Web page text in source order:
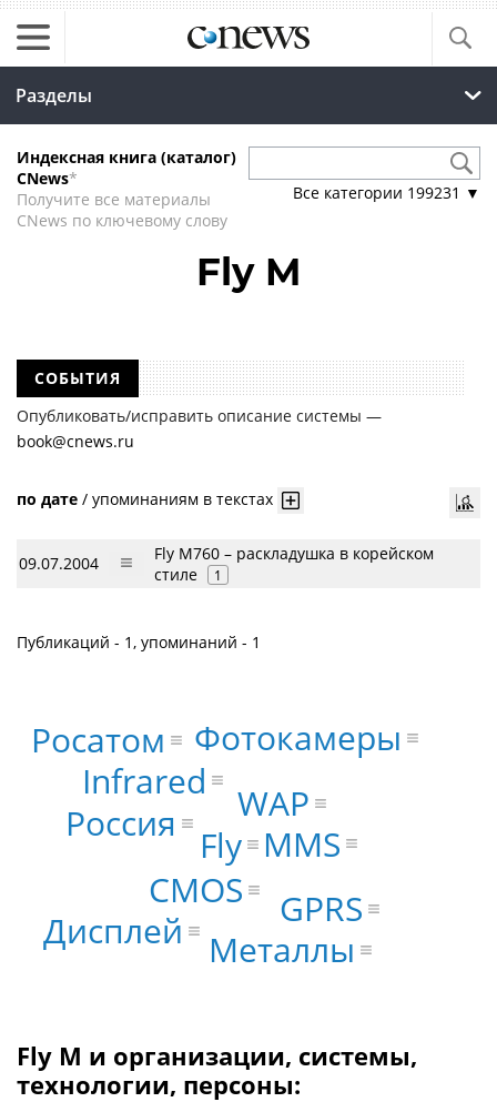
Разделы
Индексная книга (каталог)
CNews*
Получите все материалы
CNews по ключевому слову
Все категории 199231 ▼
Fly M
СОБЫТИЯ
Опубликовать/исправить описание системы —
book@cnews.ru
по дате / упоминаниям в текстах
09.07.2004
Fly M760 – раскладушка в корейском
стиле
1
Публикаций - 1, упоминаний - 1
Fly
WAP
CMOS
Infrared
GPRS
Фотокамеры
MMS
Дисплей
Росатом
Россия
Металлы
Fly M и организации, системы,
технологии, персоны: